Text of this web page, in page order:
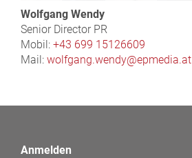
Wolfgang Wendy
Senior Director PR
Mobil: +43 699 15126609
Mail: wolfgang.wendy@epmedia.at
Anmelden